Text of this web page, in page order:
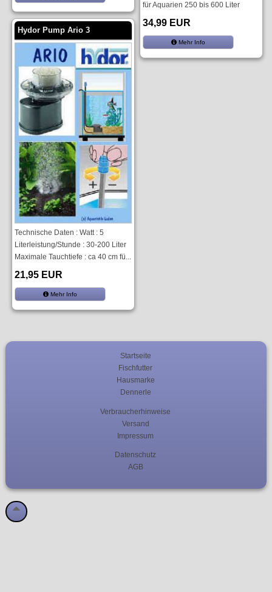
Hydor Pump Ario 3
Technische Daten : Watt : 5
Literleistung/Stunde : 30-200 Liter
Maximale Tauchtiefe : ca 40 cm fü...
21,95 EUR
Mehr Info
für Aquarien 250 bis 600 Liter
34,99 EUR
Mehr Info
Startseite
Fischfutter
Hausmarke
Dennerle
Verbraucherhinweise
Versand
Impressum
Datenschutz
AGB